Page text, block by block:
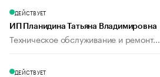
ДЕЙСТВУЕТ
ИП Планидина Татьяна Владимировна
Техническое обслуживание и ремонт...
ДЕЙСТВУЕТ